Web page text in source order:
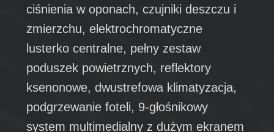
ciśnienia w oponach, czujniki deszczu i
zmierzchu, elektrochromatyczne
lusterko centralne, pełny zestaw
poduszek powietrznych, reflektory
ksenonowe, dwustrefowa klimatyzacja,
podgrzewanie foteli, 9-głośnikowy
system multimedialny z dużym ekranem